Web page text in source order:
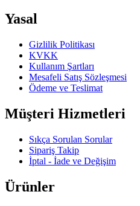
Yasal
Gizlilik Politikası
KVKK
Kullanım Şartları
Mesafeli Satış Sözleşmesi
Ödeme ve Teslimat
Müşteri Hizmetleri
Sıkça Sorulan Sorular
Sipariş Takip
İptal - İade ve Değişim
Ürünler